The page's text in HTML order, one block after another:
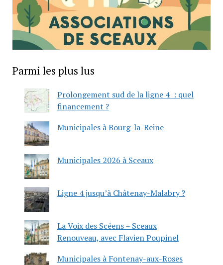
Parmi les plus lus
Prolongement sud de la ligne 4 : quel
financement ?
Municipales à Bourg-la-Reine
Municipales 2026 à Sceaux
Ligne 4 jusqu’à Châtenay-Malabry ?
La Voix des Scéens – Sceaux
Renouveau, avec Flavien Poupinel
Municipales à Fontenay-aux-Roses